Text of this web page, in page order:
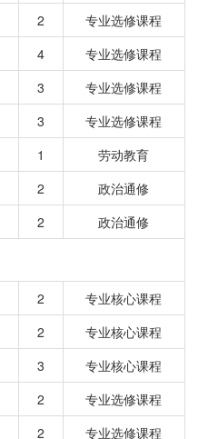
2
专业选修课程
4
专业选修课程
3
专业选修课程
3
专业选修课程
1
劳动教育
2
政治通修
2 政治通修
2
专业核心课程
2
专业核心课程
3
专业核心课程
2
专业选修课程
2 专业选修课程